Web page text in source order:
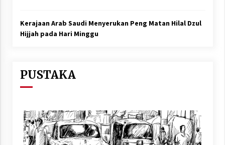
Kerajaan Arab Saudi Menyerukan Peng Matan Hilal Dzul
Hijjah pada Hari Minggu
PUSTAKA